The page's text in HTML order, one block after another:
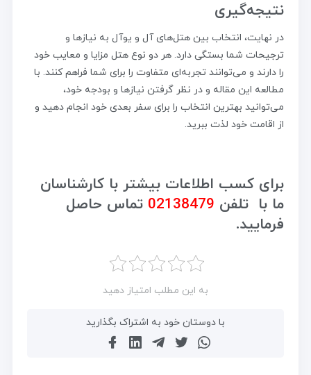
نتیجه‌گیری
در نهایت، انتخاب بین هتل‌های آل و یوآل به نیازها و
ترجیحات شما بستگی دارد. هر دو نوع هتل مزایا و معایب خود
را دارند و می‌توانند تجربه‌ای متفاوت را برای شما فراهم کنند. با
مطالعه این مقاله و در نظر گرفتن نیازها و بودجه خود،
می‌توانید بهترین انتخاب را برای سفر بعدی خود انجام دهید و
از اقامت خود لذت ببرید.
برای کسب اطلاعات بیشتر با کارشناسان
ما با تلفن 02138479 تماس حاصل
فرمایید.
به این مطلب امتیاز دهید
با دوستان خود به اشتراک بگذارید